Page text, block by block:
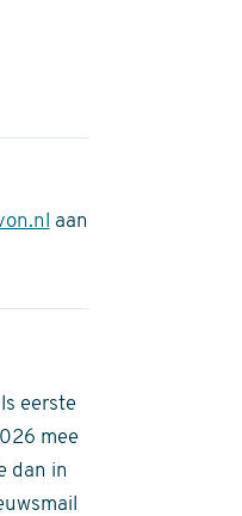
aan
eerste
mee
dan in